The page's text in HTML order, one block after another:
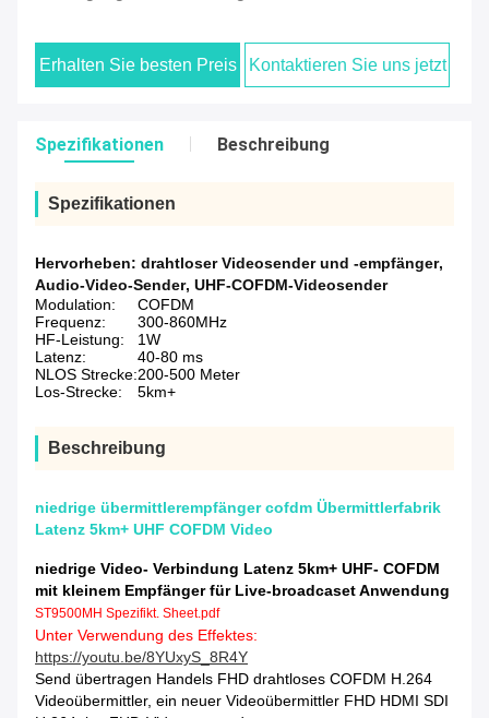
Erhalten Sie besten Preis Kontaktieren Sie uns jetzt
Spezifikationen Beschreibung
Spezifikationen
Hervorheben: drahtloser Videosender und -empfänger,
Audio-Video-Sender, UHF-COFDM-Videosender
Modulation:
COFDM
Frequenz:
300-860MHz
HF-Leistung:
1W
Latenz:
40-80 ms
NLOS Strecke:200-500 Meter
Los-Strecke:
5km+
Beschreibung
niedrige übermittlerempfänger cofdm Übermittlerfabrik
Latenz 5km+ UHF COFDM Video
niedrige Video- Verbindung Latenz 5km+ UHF- COFDM
mit kleinem Empfänger für Live-broadcaset Anwendung
ST9500MH Spezifikt. Sheet.pdf
Unter Verwendung des Effektes:
https://youtu.be/8YUxyS_8R4Y
Send übertragen Handels FHD drahtloses COFDM H.264
Videoübermittler, ein neuer Videoübermittler FHD HDMI SDI